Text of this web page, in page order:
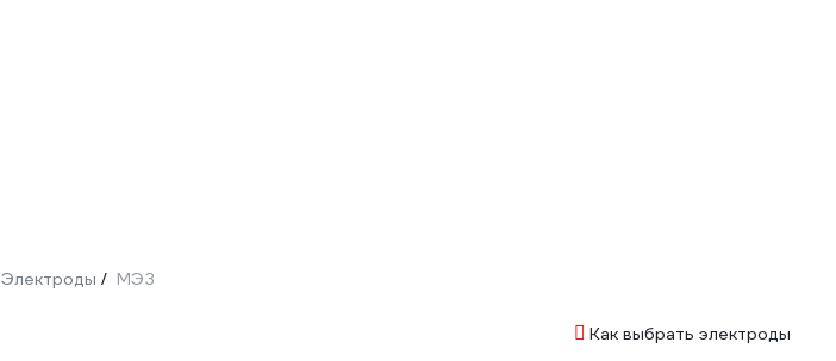
Электроды / МЭЗ
Как выбрать электроды